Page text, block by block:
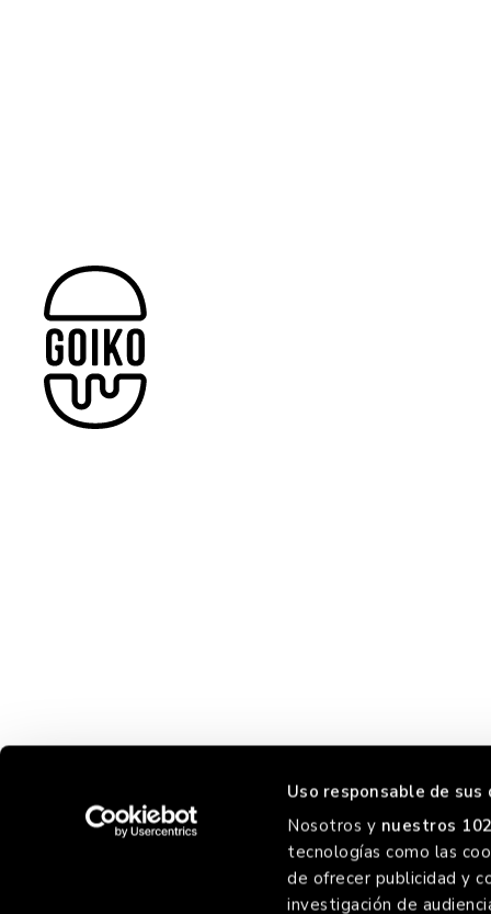
Uso responsable de sus
Nosotros y nuestros
tecnologías como las
de ofrecer publicidad y
investigación de